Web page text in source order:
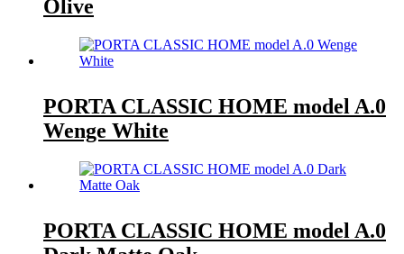
Olive
PORTA CLASSIC HOME model A.0
Wenge White
PORTA CLASSIC HOME model A.0